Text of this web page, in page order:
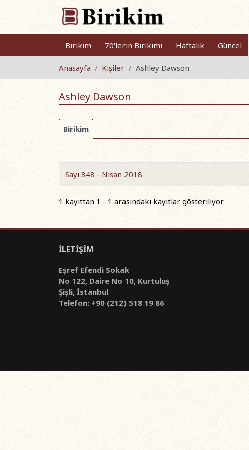
Birikim 70'lerin Birikimi Haftalık Güncel
Anasayfa Kişiler Ashley Dawson
Ashley Dawson
Birikim
Sayı 348 - Nisan 2018
1 kayıttan 1 - 1 arasındaki kayıtlar gösteriliyor
İLETİŞİM
Eşref Efendi Sokak
No 122, Daire No 10, Kurtuluş
Şişli, İstanbul
Telefon: +90 (212) 518 19 86